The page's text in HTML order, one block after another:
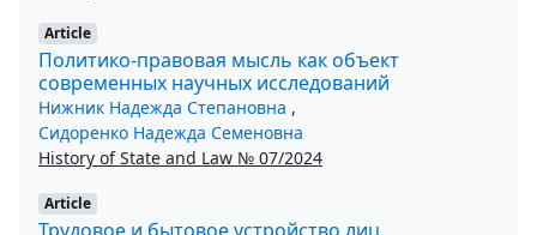
Article
Политико-правовая мысль как объект
современных научных исследований
Нижник Надежда Степановна ,
Сидоренко Надежда Семеновна
History of State and Law № 07/2024
Article